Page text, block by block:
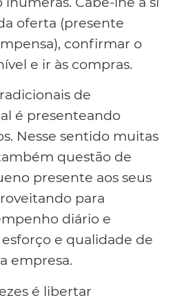
oferta (presente
confirmar o
e ir às compras.
de
é presenteando
Nesse sentido muitas
questão de
presente aos seus
para
diário e
e qualidade de
empresa.
é libertar